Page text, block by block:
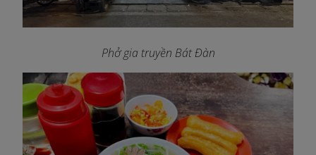
Phở gia truyền Bát Đàn